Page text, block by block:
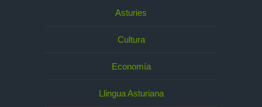
Asturies
Cultura
Economía
Llingua Asturiana